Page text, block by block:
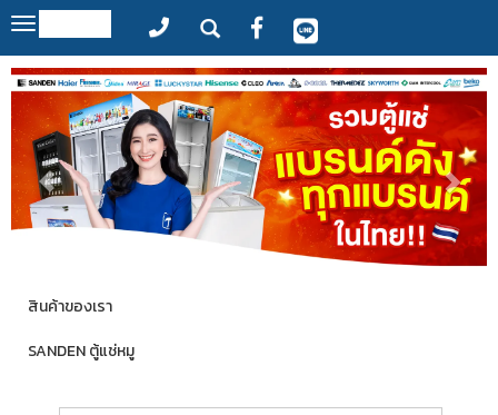
Toggle
navigation
สินค้าของเรา
SANDEN ตู้แช่หมู